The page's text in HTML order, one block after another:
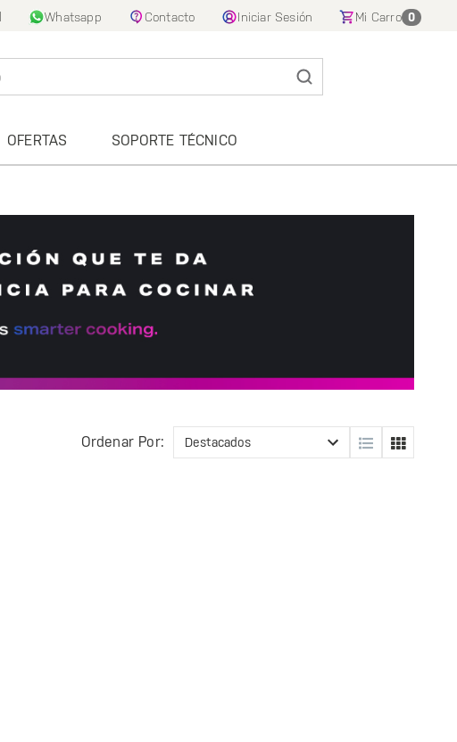
Whatsapp Contacto Iniciar Sesión Mi Carro 0
OFERTAS SOPORTE TÉCNICO
Ordenar Por: